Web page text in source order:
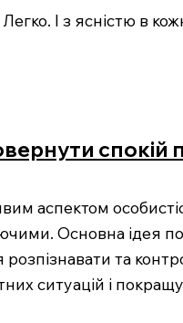
І з ясністю в
спокій
аспектом
Основна ідея
та
ситуацій і